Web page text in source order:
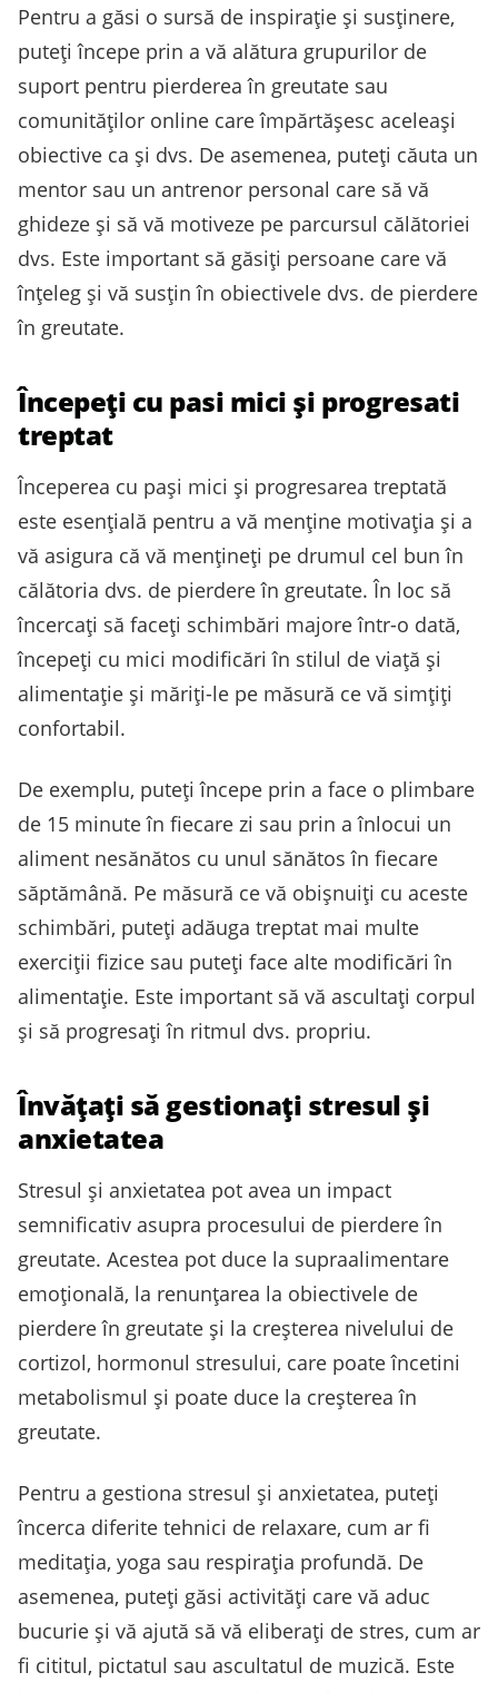
Pentru a găsi o sursă de inspirație și susținere,
puteți începe prin a vă alătura grupurilor de
suport pentru pierderea în greutate sau
comunităților online care împărtășesc aceleași
obiective ca și dvs. De asemenea, puteți căuta un
mentor sau un antrenor personal care să vă
ghideze și să vă motiveze pe parcursul călătoriei
dvs. Este important să găsiți persoane care vă
înțeleg și vă susțin în obiectivele dvs. de pierdere
în greutate.
Începeți cu pasi mici și progresati
treptat
Începerea cu pași mici și progresarea treptată
este esențială pentru a vă menține motivația și a
vă asigura că vă mențineți pe drumul cel bun în
călătoria dvs. de pierdere în greutate. În loc să
încercați să faceți schimbări majore într-o dată,
începeți cu mici modificări în stilul de viață și
alimentație și măriți-le pe măsură ce vă simțiți
confortabil.
De exemplu, puteți începe prin a face o plimbare
de 15 minute în fiecare zi sau prin a înlocui un
aliment nesănătos cu unul sănătos în fiecare
săptămână. Pe măsură ce vă obișnuiți cu aceste
schimbări, puteți adăuga treptat mai multe
exerciții fizice sau puteți face alte modificări în
alimentație. Este important să vă ascultați corpul
și să progresați în ritmul dvs. propriu.
Învățați să gestionați stresul și
anxietatea
Stresul și anxietatea pot avea un impact
semnificativ asupra procesului de pierdere în
greutate. Acestea pot duce la supraalimentare
emoțională, la renunțarea la obiectivele de
pierdere în greutate și la creșterea nivelului de
cortizol, hormonul stresului, care poate încetini
metabolismul și poate duce la creșterea în
greutate.
Pentru a gestiona stresul și anxietatea, puteți
încerca diferite tehnici de relaxare, cum ar fi
meditația, yoga sau respirația profundă. De
asemenea, puteți găsi activități care vă aduc
bucurie și vă ajută să vă eliberați de stres, cum ar
fi cititul, pictatul sau ascultatul de muzică. Este